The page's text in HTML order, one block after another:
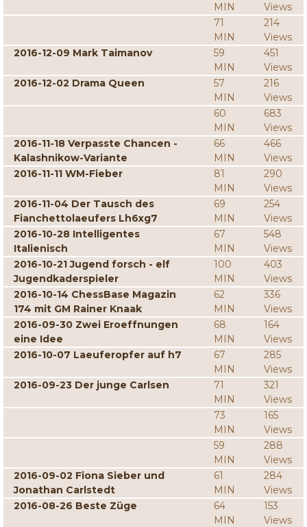
MIN
Views
71
MIN
214
Views
2016-12-09 Mark Taimanov
59
MIN
451
Views
2016-12-02 Drama Queen
57
MIN
216
Views
60
MIN
683
Views
2016-11-18 Verpasste Chancen -
Kalashnikow-Variante
66
MIN
466
Views
2016-11-11 WM-Fieber
81
MIN
290
Views
2016-11-04 Der Tausch des
Fianchettolaeufers Lh6xg7
69
MIN
254
Views
2016-10-28 Intelligentes
Italienisch
67
MIN
548
Views
2016-10-21 Jugend forsch - elf
Jugendkaderspieler
100
MIN
403
Views
2016-10-14 ChessBase Magazin
174 mit GM Rainer Knaak
62
MIN
336
Views
2016-09-30 Zwei Eroeffnungen
eine Idee
68
MIN
164
Views
2016-10-07 Laeuferopfer auf h7
67
MIN
285
Views
2016-09-23 Der junge Carlsen
71
MIN
321
Views
73
MIN
165
Views
59
MIN
288
Views
2016-09-02 Fiona Sieber und
Jonathan Carlstedt
61
MIN
284
Views
2016-08-26 Beste Züge
64
MIN
153
Views